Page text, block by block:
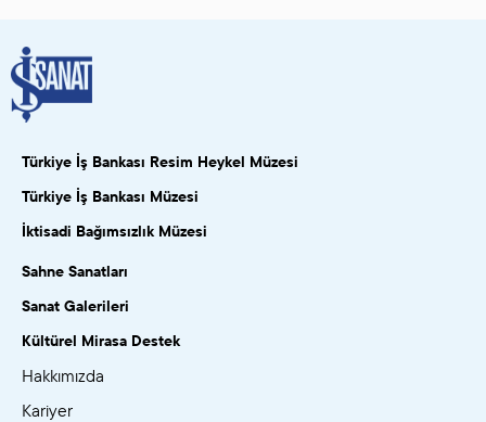
Türkiye İş Bankası Resim Heykel Müzesi
Türkiye İş Bankası Müzesi
İktisadi Bağımsızlık Müzesi
Sahne Sanatları
Sanat Galerileri
Kültürel Mirasa Destek
Hakkımızda
Kariyer